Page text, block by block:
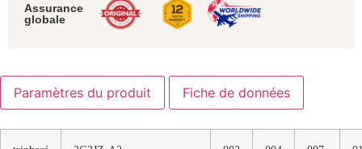
Assurance
globale
Paramètres du produit Fiche de données